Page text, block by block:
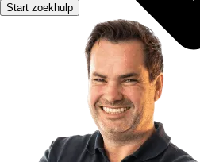
Start zoekhulp